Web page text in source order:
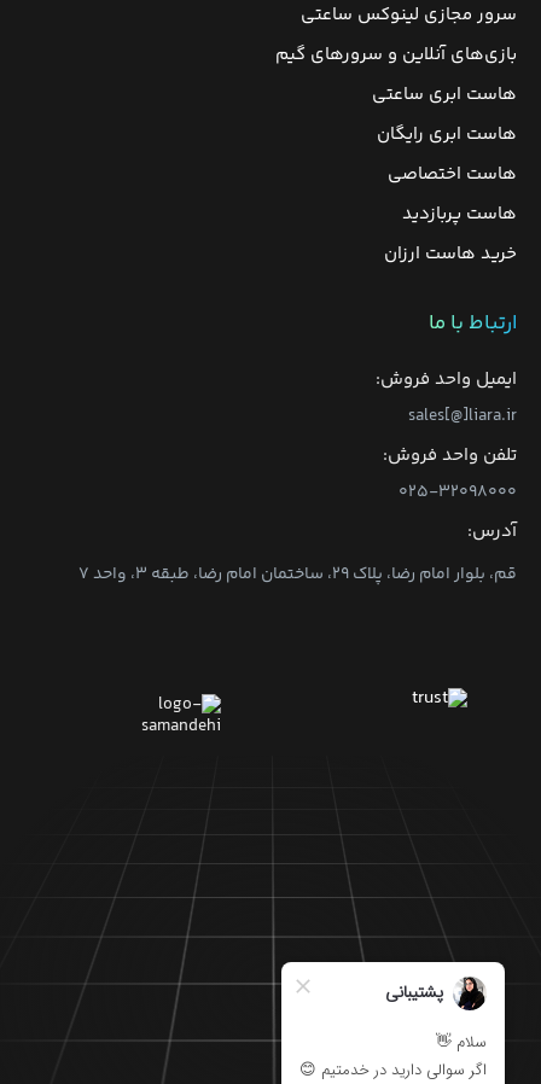
سرور مجازی لینوکس ساعتی
بازی‌های آنلاین و سرورهای گیم
هاست ابری ساعتی
هاست ابری رایگان
هاست اختصاصی
هاست پربازدید
خرید هاست ارزان
ارتباط با ما
ایمیل واحد فروش:
sales[@]liara.ir
تلفن واحد فروش:
۰۲۵-۳۲۰۹۸۰۰۰
آدرس:
قم، بلوار امام رضا، پلاک ۲۹، ساختمان امام رضا، طبقه ۳، واحد ۷